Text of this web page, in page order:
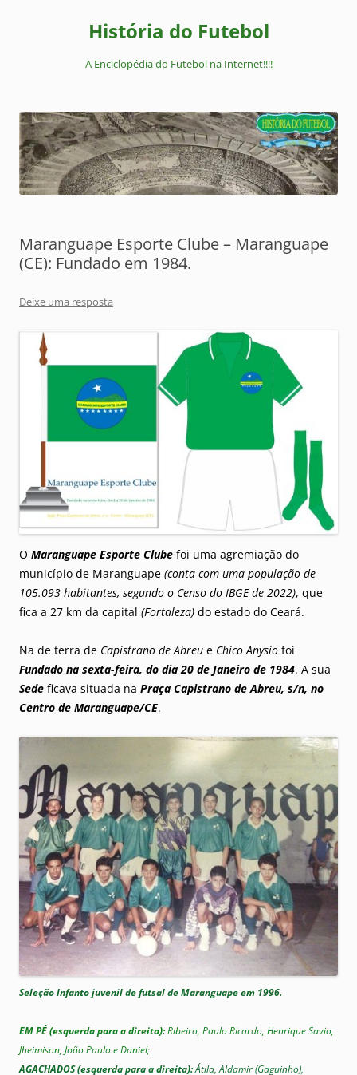
História do Futebol
A Enciclopédia do Futebol na Internet!!!!
Maranguape Esporte Clube – Maranguape
(CE): Fundado em 1984.
Deixe uma resposta
O Maranguape Esporte Clube foi uma agremiação do
município de Maranguape (conta com uma população de
105.093 habitantes, segundo o Censo do IBGE de 2022), que
fica a 27 km da capital (Fortaleza) do estado do Ceará.
Na de terra de Capistrano de Abreu e Chico Anysio foi
Fundado na sexta-feira, do dia 20 de Janeiro de 1984. A sua
Sede ficava situada na Praça Capistrano de Abreu, s/n, no
Centro de Maranguape/CE.
Seleção Infanto juvenil de futsal de Maranguape em 1996.
EM PÉ (esquerda para a direita):Ribeiro, Paulo Ricardo, Henrique Savio,
Jheimison, João Paulo e Daniel;
AGACHADOS (esquerda para a direita):Átila, Aldamir (Gaguinho),